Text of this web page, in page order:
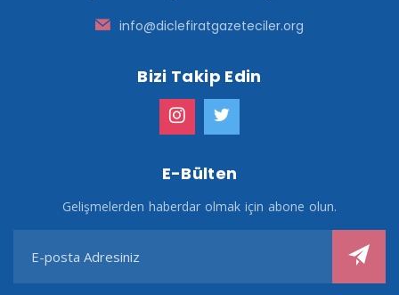
info@diclefiratgazeteciler.org
Bizi Takip Edin
E-Bülten
Gelişmelerden haberdar olmak için abone olun.